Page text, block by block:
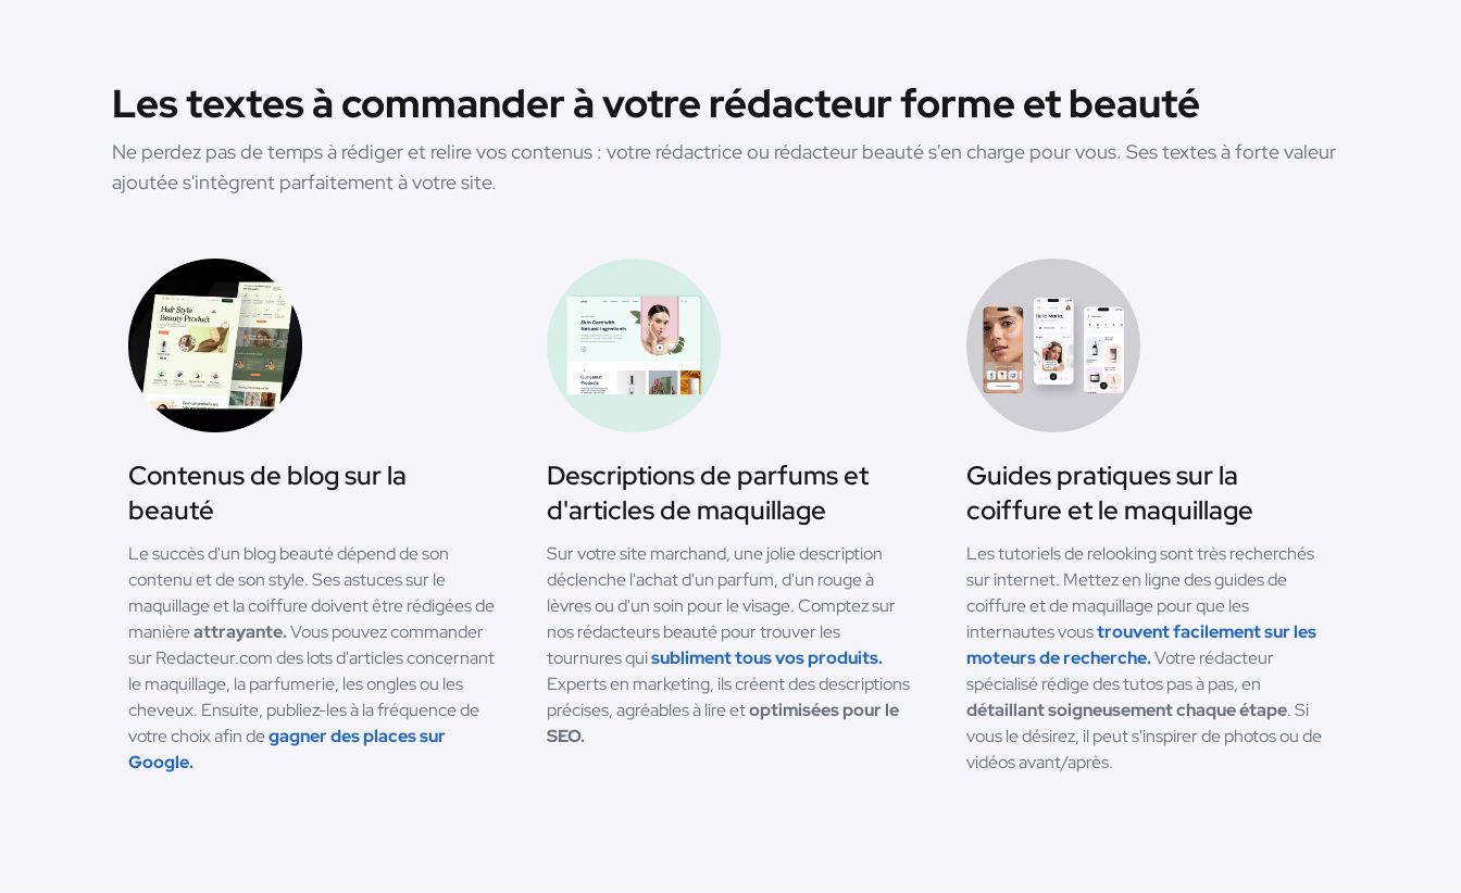
Les textes à commander à votre rédacteur forme et beauté
Ne perdez pas de temps à rédiger et relire vos contenus : votre rédactrice ou rédacteur beauté s'en charge pour vous. Ses textes à forte valeur
ajoutée s'intègrent parfaitement à votre site.
Contenus de blog sur la
beauté
Le succès d'un blog beauté dépend de son
contenu et de son style. Ses astuces sur le
maquillage et la coiffure doivent être rédigées de
manièreattrayante.Vous pouvez commander
sur Redacteur.com des lots d'articles concernant
le maquillage, la parfumerie, les ongles ou les
cheveux. Ensuite, publiez-les à la fréquence de
votre choix afin degagner des places sur
Google.
Descriptions de parfums et
d'articles de maquillage
Sur votre site marchand, une jolie description
déclenche l'achat d'un parfum, d'un rouge à
lèvres ou d'un soin pour le visage. Comptez sur
nos rédacteurs beauté pour trouver les
tournures quisubliment tous vos produits.
Experts en marketing, ils créent des descriptions
précises, agréables à lire etoptimisées pour le
SEO.
Guides pratiques sur la
coiffure et le maquillage
Les tutoriels de relooking sont très recherchés
sur internet. Mettez en ligne des guides de
coiffure et de maquillage pour que les
internautes voustrouvent facilement sur les
moteurs de recherche.Votre rédacteur
spécialisé rédige des tutos pas à pas, en
détaillant soigneusement chaque étape. Si
vous le désirez, il peut s'inspirer de photos ou de
vidéos avant/après.